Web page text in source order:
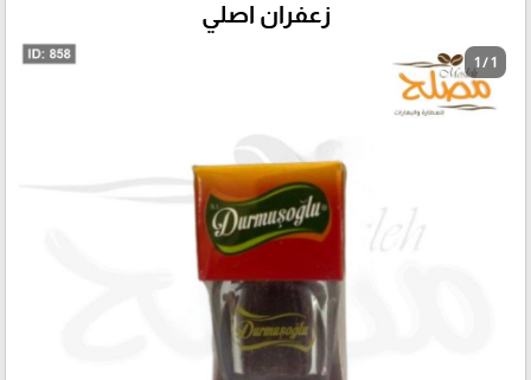
زعفران اصلي
1 / 1